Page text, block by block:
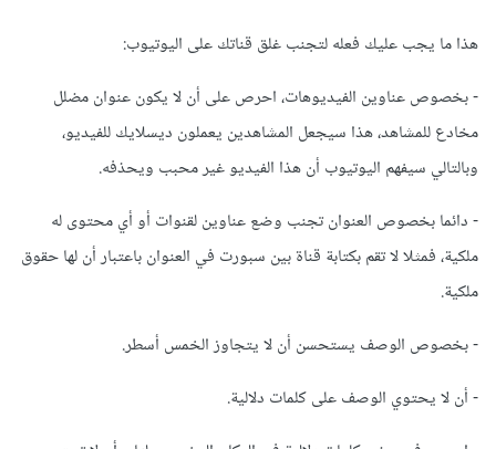
هذا ما يجب عليك فعله لتجنب غلق قناتك على اليوتيوب:
- بخصوص عناوين الفيديوهات، احرص على أن لا يكون عنوان مضلل
مخادع للمشاهد، هذا سيجعل المشاهدين يعملون ديسلايك للفيديو،
وبالتالي سيفهم اليوتيوب أن هذا الفيديو غير محبب ويحذفه.
- دائما بخصوص العنوان تجنب وضع عناوين لقنوات أو أي محتوى له
ملكية، فمثلا لا تقم بكتابة قناة بين سبورت في العنوان باعتبار أن لها حقوق
ملكية.
- بخصوص الوصف يستحسن أن لا يتجاوز الخمس أسطر.
- أن لا يحتوي الوصف على كلمات دلالية.